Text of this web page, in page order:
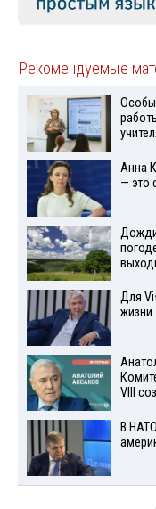
Рекомендуемые
Анна
— это
Дожди
Для
жизни
VIII
В